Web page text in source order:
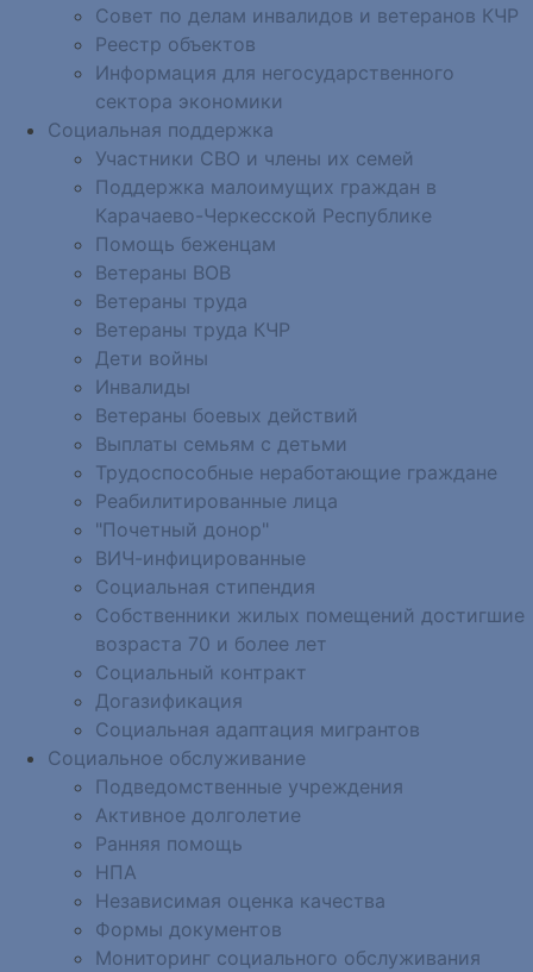
Совет по делам инвалидов и ветеранов КЧР
Реестр объектов
Информация для негосударственного
сектора экономики
Социальная поддержка
Участники СВО и члены их семей
Поддержка малоимущих граждан в
Карачаево-Черкесской Республике
Помощь беженцам
Ветераны ВОВ
Ветераны труда
Ветераны труда КЧР
Дети войны
Инвалиды
Ветераны боевых действий
Выплаты семьям с детьми
Трудоспособные неработающие граждане
Реабилитированные лица
"Почетный донор"
ВИЧ-инфицированные
Социальная стипендия
Собственники жилых помещений достигшие
возраста 70 и более лет
Социальный контракт
Догазификация
Социальная адаптация мигрантов
Социальное обслуживание
Подведомственные учреждения
Активное долголетие
Ранняя помощь
НПА
Независимая оценка качества
Формы документов
Мониторинг социального обслуживания